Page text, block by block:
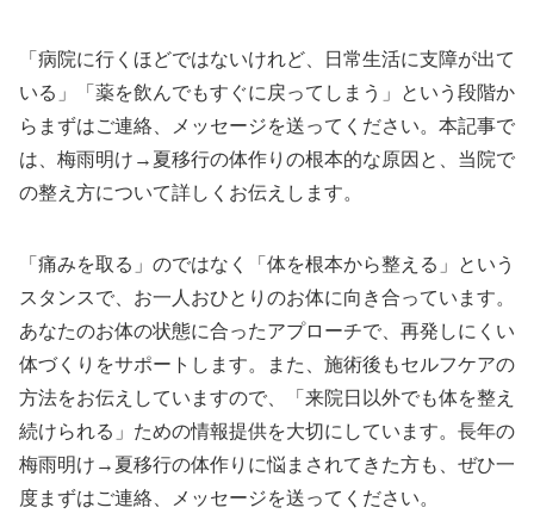
「病院に行くほどではないけれど、日常生活に支障が出て
いる」「薬を飲んでもすぐに戻ってしまう」という段階か
らまずはご連絡、メッセージを送ってください。本記事で
は、梅雨明け→夏移行の体作りの根本的な原因と、当院で
の整え方について詳しくお伝えします。
「痛みを取る」のではなく「体を根本から整える」という
スタンスで、お一人おひとりのお体に向き合っています。
あなたのお体の状態に合ったアプローチで、再発しにくい
体づくりをサポートします。また、施術後もセルフケアの
方法をお伝えしていますので、「来院日以外でも体を整え
続けられる」ための情報提供を大切にしています。長年の
梅雨明け→夏移行の体作りに悩まされてきた方も、ぜひ一
度まずはご連絡、メッセージを送ってください。